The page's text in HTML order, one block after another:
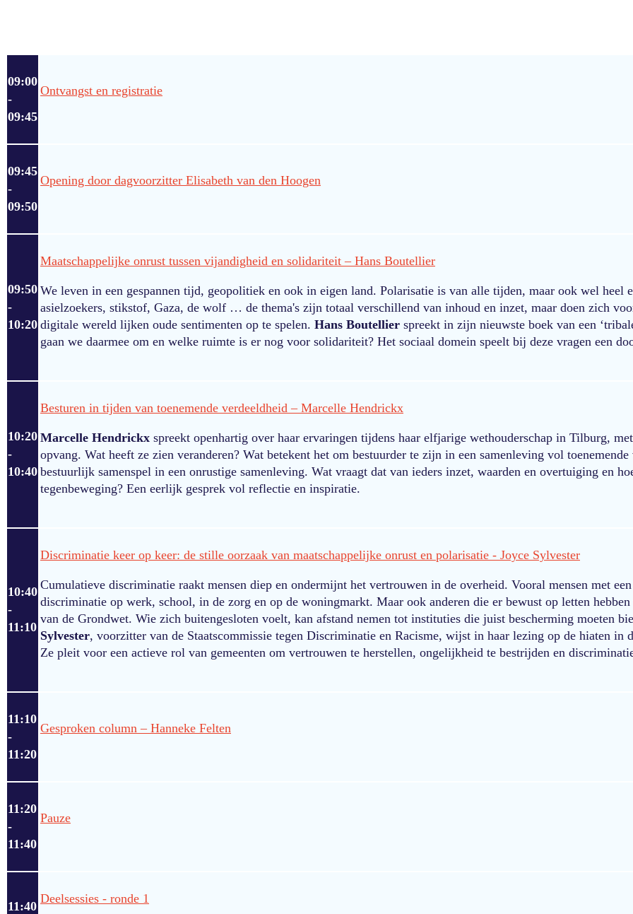
09:00
-
09:45
Ontvangst en registratie
09:45
-
09:50
Opening door dagvoorzitter Elisabeth van den Hoogen
09:50
-
10:20
Maatschappelijke onrust tussen vijandigheid en solidariteit – Hans Boutellier
We leven in een gespannen tijd, geopolitiek en ook in eigen land. Polarisatie is van alle tijden, maar ook wel heel
asielzoekers, stikstof, Gaza, de wolf … de thema's zijn totaal verschillend van inhoud en inzet, maar doen zich
digitale wereld lijken oude sentimenten op te spelen. Hans Boutellier spreekt in zijn nieuwste boek van een
gaan we daarmee om en welke ruimte is er nog voor solidariteit? Het sociaal domein speelt bij deze vragen een
10:20
-
10:40
Besturen in tijden van toenemende verdeeldheid – Marcelle Hendrickx
Marcelle Hendrickx spreekt openhartig over haar ervaringen tijdens haar elfjarige wethouderschap in Tilburg,
opvang. Wat heeft ze zien veranderen? Wat betekent het om bestuurder te zijn in een samenleving vol
bestuurlijk samenspel in een onrustige samenleving. Wat vraagt dat van ieders inzet, waarden en overtuiging en
tegenbeweging? Een eerlijk gesprek vol reflectie en inspiratie.
10:40
-
11:10
Discriminatie keer op keer: de stille oorzaak van maatschappelijke onrust en polarisatie - Joyce Sylvester
Cumulatieve discriminatie raakt mensen diep en ondermijnt het vertrouwen in de overheid. Vooral mensen met
discriminatie op werk, school, in de zorg en op de woningmarkt. Maar ook anderen die er bewust op letten
van de Grondwet. Wie zich buitengesloten voelt, kan afstand nemen tot instituties die juist bescherming moeten
Sylvester, voorzitter van de Staatscommissie tegen Discriminatie en Racisme, wijst in haar lezing op de hiaten in
Ze pleit voor een actieve rol van gemeenten om vertrouwen te herstellen, ongelijkheid te bestrijden en
11:10
-
11:20
Gesproken column – Hanneke Felten
11:20
-
11:40
Pauze
11:40
Deelsessies - ronde 1